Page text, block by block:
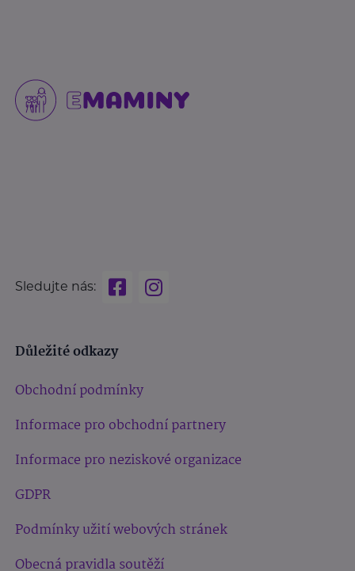
Sledujte nás:
Důležité odkazy
Obchodní podmínky
Informace pro obchodní partnery
Informace pro neziskové organizace
GDPR
Podmínky užití webových stránek
Obecná pravidla soutěží